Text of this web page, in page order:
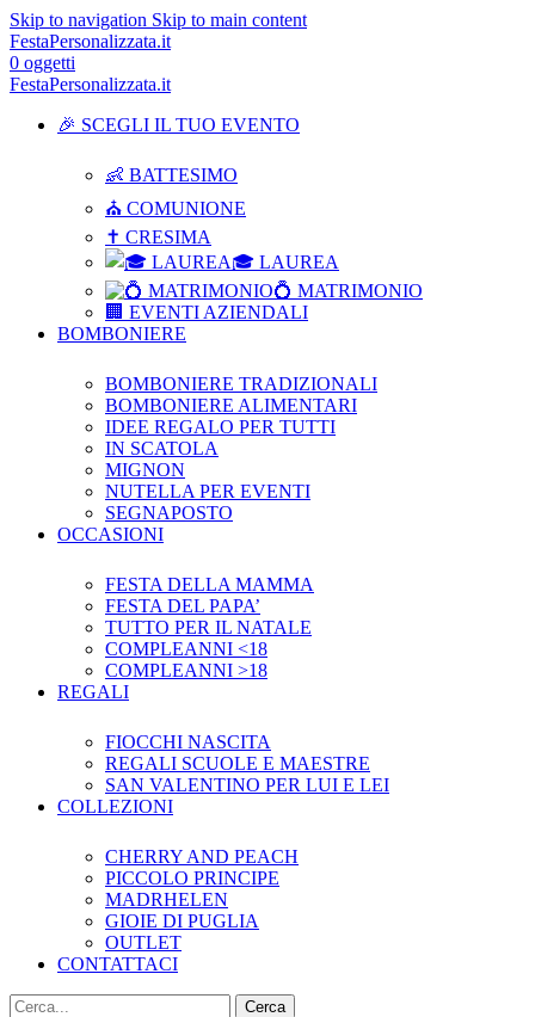
Skip to navigation Skip to main content
FestaPersonalizzata.it
0 oggetti
FestaPersonalizzata.it
🎉 SCEGLI IL TUO EVENTO
👶 BATTESIMO
⛪ COMUNIONE
✝ CRESIMA
🎓 LAUREA
💍 MATRIMONIO
🏢 EVENTI AZIENDALI
BOMBONIERE
BOMBONIERE TRADIZIONALI
BOMBONIERE ALIMENTARI
IDEE REGALO PER TUTTI
IN SCATOLA
MIGNON
NUTELLA PER EVENTI
SEGNAPOSTO
OCCASIONI
FESTA DELLA MAMMA
FESTA DEL PAPA’
TUTTO PER IL NATALE
COMPLEANNI <18
COMPLEANNI >18
REGALI
FIOCCHI NASCITA
REGALI SCUOLE E MAESTRE
SAN VALENTINO PER LUI E LEI
COLLEZIONI
CHERRY AND PEACH
PICCOLO PRINCIPE
MADRHELEN
GIOIE DI PUGLIA
OUTLET
CONTATTACI
Cerca